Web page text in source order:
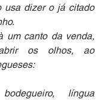
usa dizer o já citado
um canto da venda,
os olhos, ao
língua